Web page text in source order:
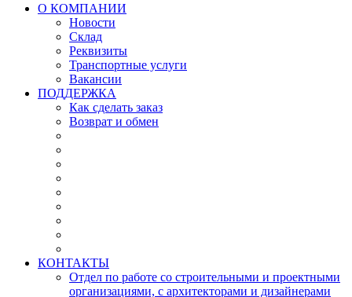
О КОМПАНИИ
Новости
Склад
Реквизиты
Транспортные услуги
Вакансии
ПОДДЕРЖКА
Как сделать заказ
Возврат и обмен
КОНТАКТЫ
Отдел по работе со строительными и проектными
организациями, с архитекторами и дизайнерами